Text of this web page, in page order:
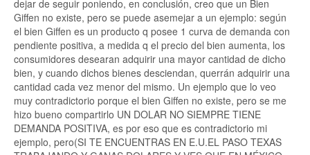
dejar de seguir poniendo, en conclusión, creo que un Bien
Giffen no existe, pero se puede asemejar a un ejemplo: según
el bien Giffen es un producto q posee 1 curva de demanda con
pendiente positiva, a medida q el precio del bien aumenta, los
consumidores desearan adquirir una mayor cantidad de dicho
bien, y cuando dichos bienes desciendan, querrán adquirir una
cantidad cada vez menor del mismo. Un ejemplo que lo veo
muy contradictorio porque el bien Giffen no existe, pero se me
hizo bueno compartirlo UN DOLAR NO SIEMPRE TIENE
DEMANDA POSITIVA, es por eso que es contradictorio mi
ejemplo, pero(SI TE ENCUENTRAS EN E.U.EL PASO TEXAS